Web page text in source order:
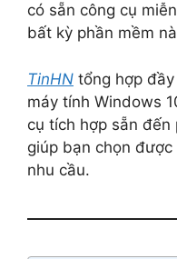
có sẵn công cụ
bất kỳ phần mềm
TinHN tổng hợp
máy tính Windows
cụ tích hợp sẵn đến
giúp bạn chọn
nhu cầu.